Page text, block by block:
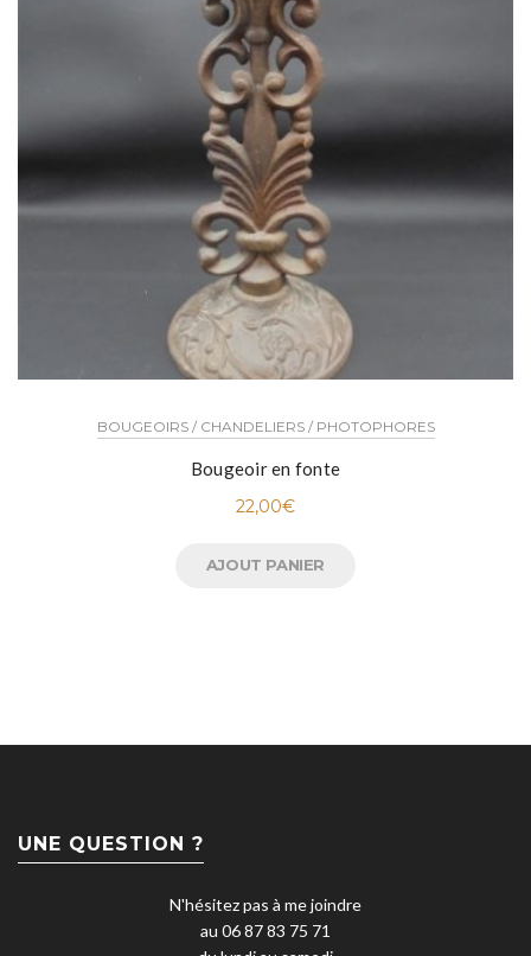
BOUGEOIRS / CHANDELIERS / PHOTOPHORES
Bougeoir en fonte
22,00€
AJOUT PANIER
UNE QUESTION ?
N'hésitez pas à me joindre
au 06 87 83 75 71